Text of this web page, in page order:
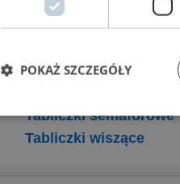
Tabliczki Kolebkowe
Tabliczki quick-change
Tabliczki semaforowe
Tabliczki wiszące
POKAŻ SZCZEGÓŁY